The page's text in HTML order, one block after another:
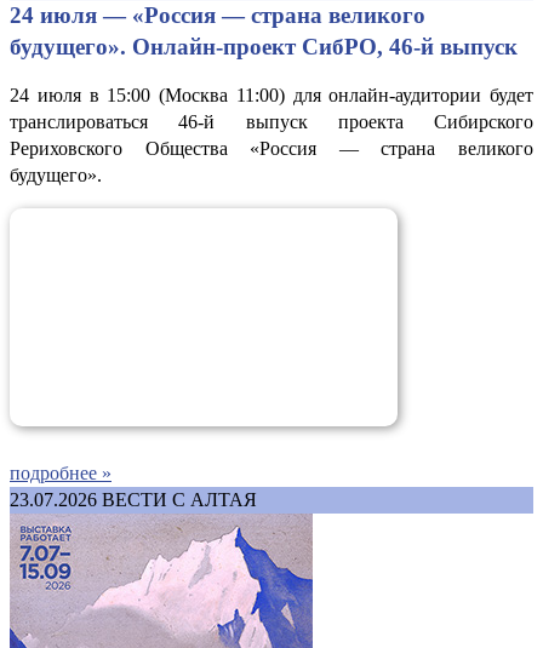
24 июля — «Россия — страна великого
будущего». Онлайн-проект СибРО, 46-й выпуск
24 июля в 15:00 (Москва 11:00) для онлайн-аудитории будет
транслироваться 46-й выпуск проекта Сибирского
Рериховского Общества «Россия — страна великого
будущего».
подробнее »
23.07.2026 ВЕСТИ С АЛТАЯ